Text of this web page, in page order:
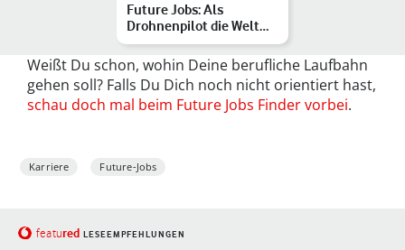
Future Jobs: Als
Drohnenpilot die Welt
aus der
Vogelperspektive b…
Weißt Du schon, wohin Deine berufliche Laufbahn
gehen soll? Falls Du Dich noch nicht orientiert hast,
schau doch mal beim Future Jobs Finder vorbei.
Karriere Future-Jobs
featured LESEEMPFEHLUNGEN